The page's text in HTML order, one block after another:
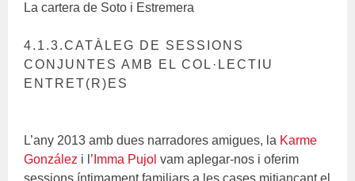
La cartera de Soto i Estremera
4.1.3.CATÀLEG DE SESSIONS
CONJUNTES AMB EL COL·LECTIU
ENTRET(R)ES
L’any 2013 amb dues narradores amigues, la Karme
González i l’ Imma Pujol vam aplegar-nos i oferim
sessions íntimament familiars a les cases mitjançant el